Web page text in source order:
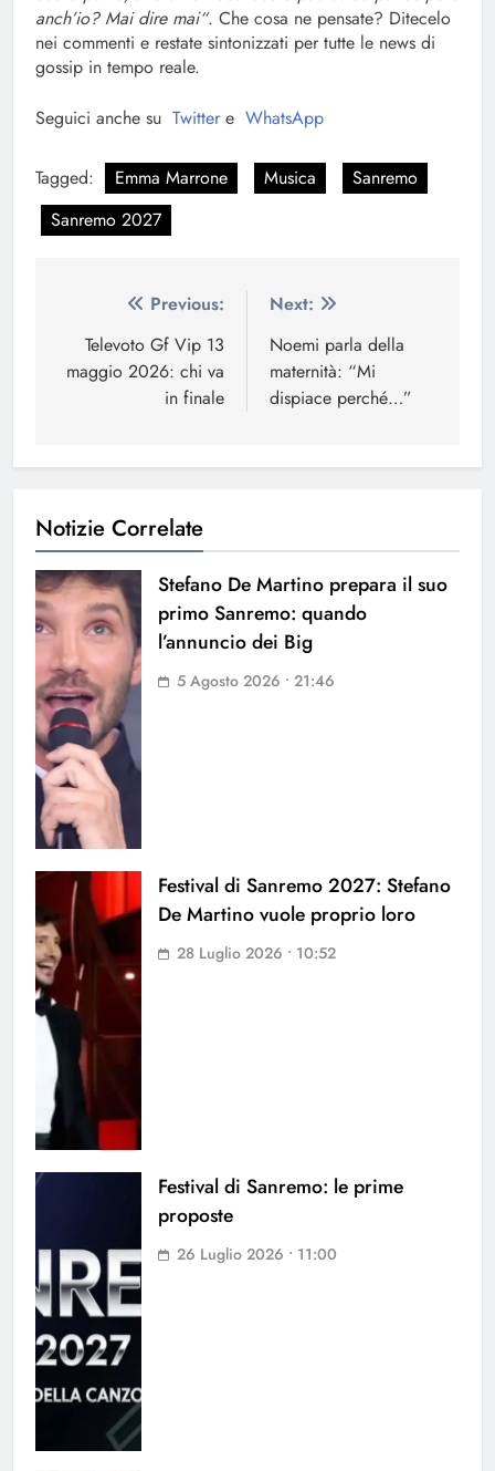
anch’io? Mai dire mai“. Che cosa ne pensate? Ditecelo
nei commenti e restate sintonizzati per tutte le news di
gossip in tempo reale.
Seguici anche su Twitter e WhatsApp
Tagged: Emma Marrone Musica
Sanremo
Sanremo 2027
Navigazione
articoli
Previous:
Televoto Gf Vip 13
maggio 2026: chi va
in finale
Next:
Noemi parla della
maternità: “Mi
dispiace perché…”
Notizie Correlate
Stefano De Martino prepara il suo
primo Sanremo: quando
l’annuncio dei Big
5 Agosto 2026 • 21:46
Festival di Sanremo 2027: Stefano
De Martino vuole proprio loro
28 Luglio 2026 • 10:52
Festival di Sanremo: le prime
proposte
26 Luglio 2026 • 11:00